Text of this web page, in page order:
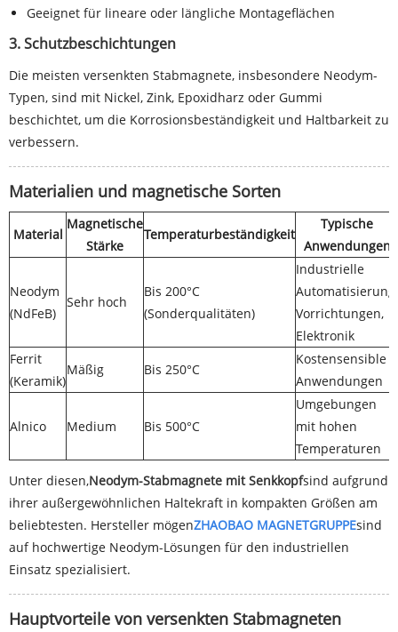
Geeignet für lineare oder längliche Montageflächen
3. Schutzbeschichtungen
Die meisten versenkten Stabmagnete, insbesondere Neodym-
Typen, sind mit Nickel, Zink, Epoxidharz oder Gummi
beschichtet, um die Korrosionsbeständigkeit und Haltbarkeit zu
verbessern.
Materialien und magnetische Sorten
Material
Magnetische
Stärke
Temperaturbeständigkeit
Typische
Anwendungen
Neodym
(NdFeB)
Sehr hoch
Bis 200°C
(Sonderqualitäten)
Industrielle
Automatisierung,
Vorrichtungen,
Elektronik
Ferrit
(Keramik)
Mäßig Bis 250°C
Kostensensible
Anwendungen
Alnico Medium Bis 500°C
Umgebungen
mit hohen
Temperaturen
Unter diesen,Neodym-Stabmagnete mit Senkkopfsind aufgrund
ihrer außergewöhnlichen Haltekraft in kompakten Größen am
beliebtesten. Hersteller mögenZHAOBAO MAGNETGRUPPEsind
auf hochwertige Neodym-Lösungen für den industriellen
Einsatz spezialisiert.
Hauptvorteile von versenkten Stabmagneten